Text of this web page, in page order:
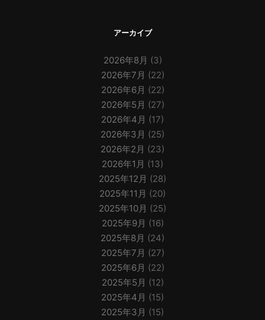
アーカイブ
2026年8月 (3)
2026年7月 (22)
2026年6月 (22)
2026年5月 (27)
2026年4月 (17)
2026年3月 (25)
2026年2月 (23)
2026年1月 (13)
2025年12月 (28)
2025年11月 (20)
2025年10月 (25)
2025年9月 (16)
2025年8月 (24)
2025年7月 (27)
2025年6月 (22)
2025年5月 (12)
2025年4月 (15)
2025年3月 (15)